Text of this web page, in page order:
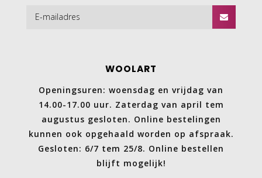
WOOLART
Openingsuren: woensdag en vrijdag van
14.00-17.00 uur. Zaterdag van april tem
augustus gesloten. Online bestelingen
kunnen ook opgehaald worden op afspraak.
Gesloten: 6/7 tem 25/8. Online bestellen
blijft mogelijk!